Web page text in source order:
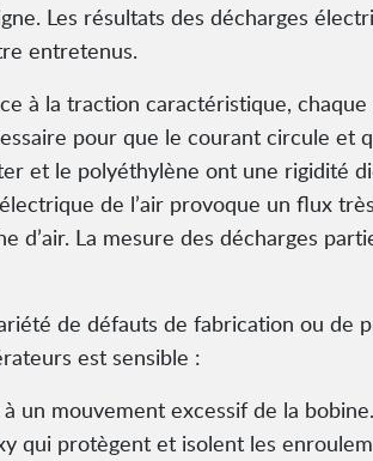
Les résultats des décharges
entretenus.
à la traction caractéristique,
pour que le courant circule et
et le polyéthylène ont une rigidité
de l’air provoque un flux
d’air. La mesure des décharges
de défauts de fabrication ou de
est sensible :
un mouvement excessif de la
qui protègent et isolent les